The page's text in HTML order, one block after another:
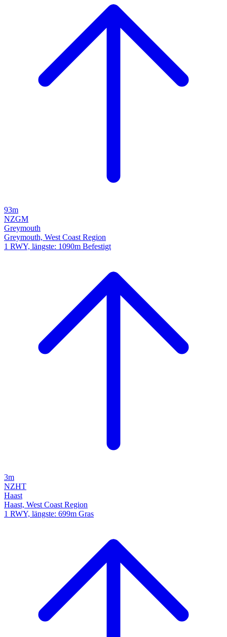
93m
NZGM
Greymouth
Greymouth, West Coast Region
1 RWY, längste: 1090m Befestigt
3m
NZHT
Haast
Haast, West Coast Region
1 RWY, längste: 699m Gras